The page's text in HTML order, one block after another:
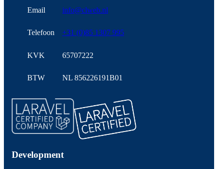
Email
info@clweb.nl
Telefoon +31 (0)85 1307 995
KVK 65707222
BTW NL 856226191B01
Development